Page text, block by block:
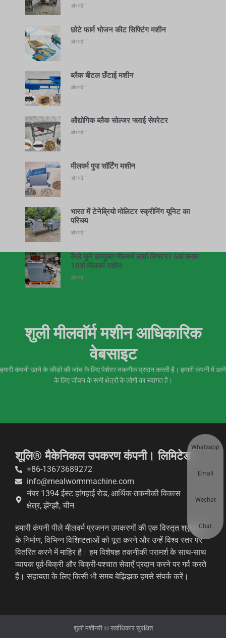
और पढ़ें "
छोटे फार्म भोजन कीट सिफ्टिंग मशीन
और पढ़ें "
ब्लैक बीटल छँटाई मशीन
और पढ़ें "
औद्योगिक ब्लैक सोल्जर फ्लाई सेपरेटर
और पढ़ें "
मीलवर्म पुपा सॉर्टिंग मशीन
और पढ़ें "
भारत में टेनेब्रियो मोलिटर स्क्रीनिंग यूनिट का
परिचय
और पढ़ें "
कैसे चुनें उपयुक्त मीलवर्म लार्वा सिफ्टर? 5वां बनाम
10वां मीलवर्म मशीन
और पढ़ें "
शुली मीलवॉर्म मशीन आधिकारिक
वेबसाइट
हमारी कंपनी खाने के कीड़ों की जांच के लिए पेशेवर तकनीक प्रदान करती है। हमारी कंपनी में आने
के लिए जीवन के सभी क्षेत्रों के लोगों का स्वागत है।
शूलि® मैकेनिकल उपकरण कंपनी। लिमिटेड
+86-13673689272
info@mealwormmachine.com
नंबर 1394 ईस्ट हांगहाई रोड, आर्थिक-तकनीकी विकास
क्षेत्र, झेंग्झौ, चीन
हमारी कंपनी पीले मीलवर्म प्रजनन उपकरणों की एक विस्तृत श्रृंखला
के निर्माण, विभिन्न विशिष्टताओं को पूरा करने और उन्हें विश्व स्तर पर
वितरित करने में माहिर है। हम विशेषज्ञ तकनीकी परामर्श के साथ-साथ
व्यापक पूर्व-बिक्री और बिक्री-पश्चात सेवाएँ प्रदान करने पर गर्व करते
हैं। सहायता के लिए किसी भी समय बेझिझक हमसे संपर्क करें।
शुली मशीनरी © सर्वाधिकार सुरक्षित
Whatsapp
Email
Wechat
Chat